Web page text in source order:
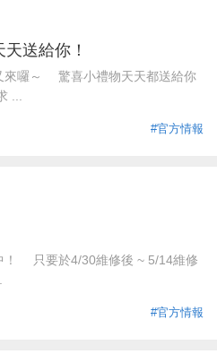
送給你！
來囉～ 驚喜小禮物天天都送給你
...
#官方情報
！ 只要於4/30維修後 ~ 5/14維修
#官方情報